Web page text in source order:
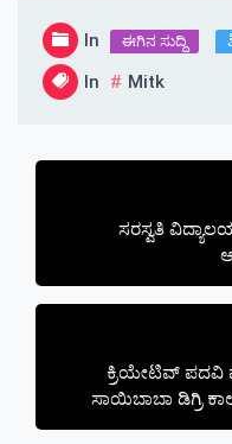
In ಈಗಿನ ಸುದ್ದಿ
In Mitk
Post
ಸರಸ್ವತಿ
ಕ್ರಿಯೇಟಿವ್‌ ಪದವಿ
ಸಾಯಿಬಾಬಾ ಡಿಗ್ರಿ